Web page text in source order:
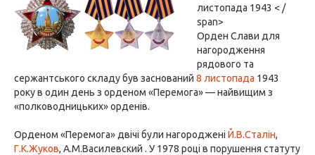
листопада 1943 < /
span>
Орден Слави для
нагородження
рядового та
сержантського складу був заснований 8 листопада 1943
року в один день з орденом «Перемога» — найвищим з
«полководницьких» орденів.
Орденом «Перемога» двічі були нагороджені Й.В.Сталін,
Г.К.Жуков, А.М.Василевский . У 1978 році в порушення статуту